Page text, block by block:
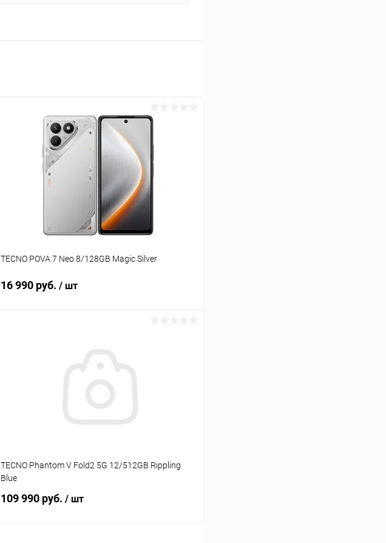
TECNO POVA 7 Neo 8/128GB Magic Silver
16 990 руб. / шт
TECNO Phantom V Fold2 5G 12/512GB Rippling
Blue
109 990 руб. / шт